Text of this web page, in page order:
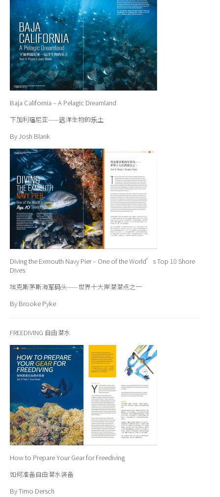
Baja California – A Pelagic Dreamland
下加利福尼亚——远洋生物的乐土
By Josh Blank
Diving the Exmouth Navy Pier – One of the World’s Top 10 Shore
Dives
埃克斯茅斯海军码头——世界十大岸潜潜点之一
By Brooke Pyke
FREEDIVING 自由潜水
How to Prepare Your Gear for Freediving
如何准备自由潜水装备
By Timo Dersch